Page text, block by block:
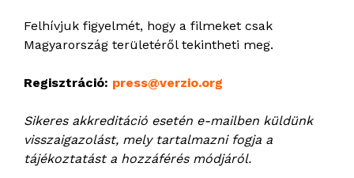
Felhívjuk figyelmét, hogy a filmeket csak
Magyarország területéről tekintheti meg.
Regisztráció: press@verzio.org
Sikeres akkreditáció esetén e-mailben küldünk
visszaigazolást, mely tartalmazni fogja a
tájékoztatást a hozzáférés módjáról.